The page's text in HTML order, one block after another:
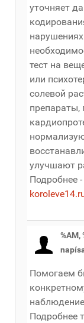
уточняет
тест на
или
солевой
препараты,
улучшают
Подробнее -
%AM,
Помогаем
Подробнее